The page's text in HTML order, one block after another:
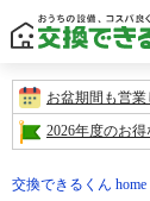
お盆期間も営
2026年度のお
交換できるくん home